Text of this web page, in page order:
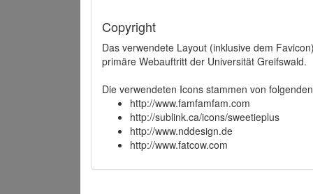
Copyright
Das verwendete Layout (inklusive dem
primäre Webauftritt der Universität Greifswald.
Die verwendeten Icons stammen von
http://www.famfamfam.com
http://sublink.ca/icons/sweetieplus
http://www.nddesign.de
http://www.fatcow.com